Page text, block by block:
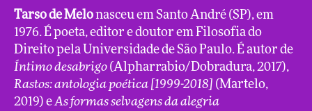
Tarso de Melonasceu em Santo André (SP), em
1976. É poeta, editor e doutor em Filosofia do
Direito pela Universidade de São Paulo. É autor de
Íntimo desabrigo (Alpharrabio/Dobradura, 2017),
Rastos: antologia poética [1999-2018] (Martelo,
2019) eAs formas selvagens da alegria